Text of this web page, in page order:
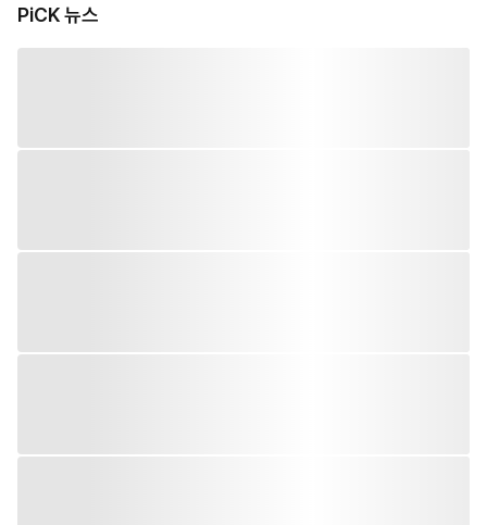
PiCK 뉴스